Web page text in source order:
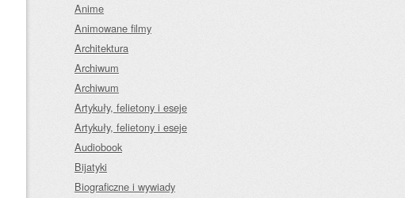
Anime
Animowane filmy
Architektura
Archiwum
Archiwum
Artykuły, felietony i eseje
Artykuły, felietony i eseje
Audiobook
Bijatyki
Biograficzne i wywiady